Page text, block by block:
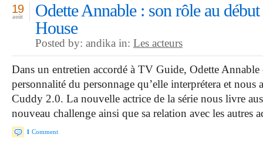
Odette Annable : son rôle au
House
19
août
Posted by: andika in: Les acteurs
Dans un entretien accordé à TV Guide, Odette
personnalité du personnage qu’elle interprétera et nous
Cuddy 2.0. La nouvelle actrice de la série nous livre
nouveau challenge ainsi que sa relation avec les
1 Comment